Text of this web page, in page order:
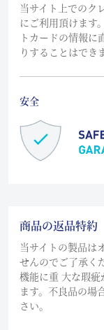
当サイト上でのク
にご利用頂けます
トカードの情報に
りすることはでき
安全
商品の返品特約
当サイトの製品は
せんのでご了承く
機能に重 大な瑕
ます。不良品の場
さい。